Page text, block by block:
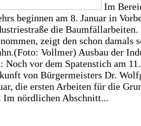
Im
beginnen am 8. Januar in
die
zeigt den schon damals
Vollmer) Ausbau der
Noch vor dem Spatenstich am
von Bürgermeisters Dr.
die ersten Arbeiten für die
Im nördlichen Abschnitt...